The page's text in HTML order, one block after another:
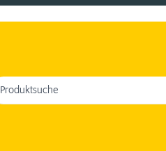
Produktsuche